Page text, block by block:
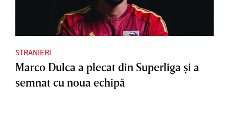
STRANIERI
Marco Dulca a plecat din Superliga şi a
semnat cu noua echipă